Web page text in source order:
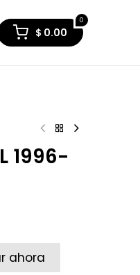
0
$ 0.00
1996-
ahora